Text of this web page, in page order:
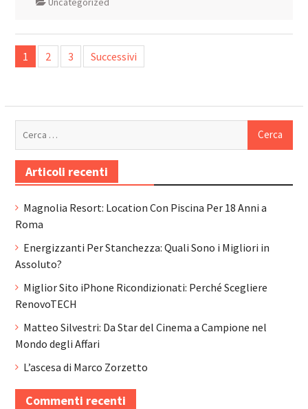
Navigazione
articoli
1 2 3 Successivi
Articoli recenti
Magnolia Resort: Location Con Piscina Per 18 Anni a
Roma
Energizzanti Per Stanchezza: Quali Sono i Migliori in
Assoluto?
Miglior Sito iPhone Ricondizionati: Perché Scegliere
RenovoTECH
Matteo Silvestri: Da Star del Cinema a Campione nel
Mondo degli Affari
L’ascesa di Marco Zorzetto
Commenti recenti